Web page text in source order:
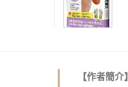
【作者簡介】